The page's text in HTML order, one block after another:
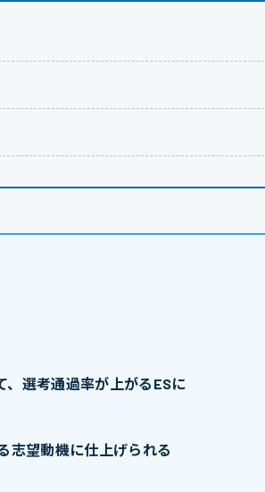
、選考通過率が上がるESに
志望動機に仕上げられる